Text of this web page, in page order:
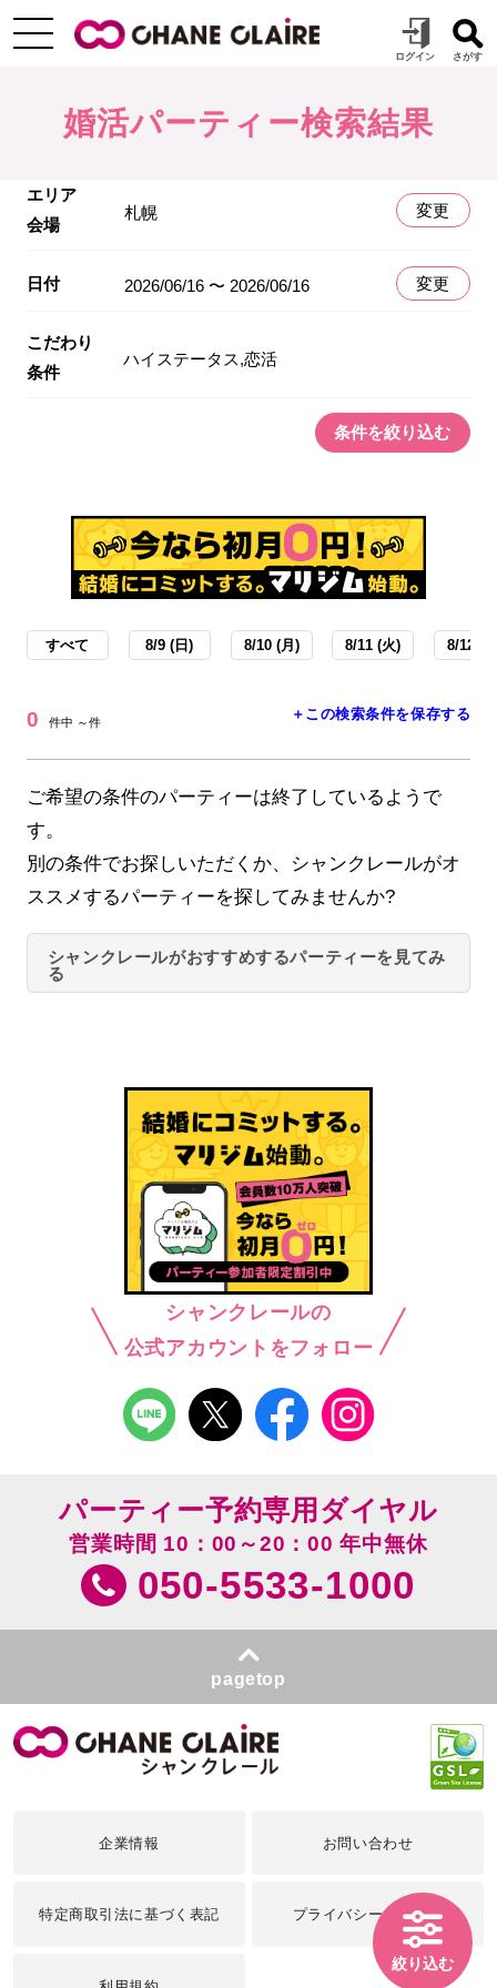
婚活パーティー検索結果
エリア
会場
札幌 変更
日付 2026/06/16 〜 2026/06/16 変更
こだわり
条件
ハイステータス,恋活
条件を絞り込む
すべて 8/9 (日) 8/10 (月) 8/11 (火) 8/12 (
0 件中 ～件 ＋この検索条件を保存する
ご希望の条件のパーティーは終了しているようで
す。
別の条件でお探しいただくか、シャンクレールがオ
ススメするパーティーを探してみませんか?
シャンクレールがおすすめするパーティーを見てみ
る
シャンクレールの
公式アカウントをフォロー
絞り込む
パーティー予約専用ダイヤル
営業時間 10：00～20：00 年中無休
050-5533-1000
pagetop
企業情報 お問い合わせ
特定商取引法に基づく表記 プライバシーポリシー